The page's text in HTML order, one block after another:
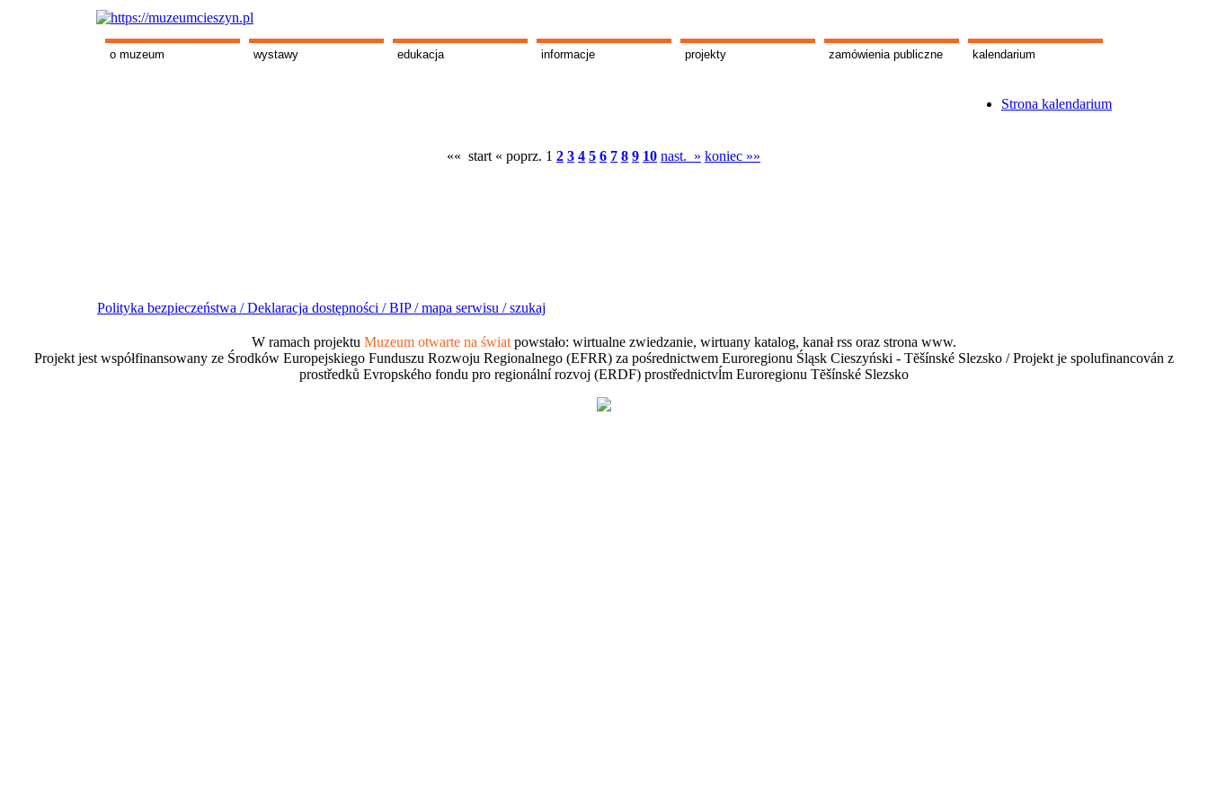
o muzeum wystawy edukacja informacje projekty zamówienia publiczne kalendarium
Strona kalendarium
«« start « poprz. 1 2 3 4 5 6 7 8 9 10 nast. » koniec »»
Polityka bezpieczeństwa /Deklaracja dostępności /BIP /mapa serwisu /szukaj
W ramach projektu Muzeum otwarte na świat powstało: wirtualne zwiedzanie, wirtuany katalog, kanał rss oraz strona www.
Projekt jest współfinansowany ze Środków Europejskiego Funduszu Rozwoju Regionalnego (EFRR) za pośrednictwem Euroregionu Śląsk Cieszyński - Tĕšínské Slezsko / Projekt je spolufinancován z
prostředků Evropského fondu pro regionální rozvoj (ERDF) prostřednictvĺm Euroregionu Tĕšínské Slezsko